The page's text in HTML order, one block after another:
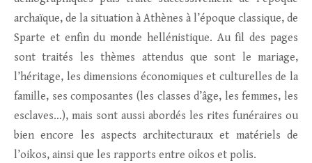
archaïque, de la situation à Athènes à l’époque classique, de
Sparte et enfin du monde hellénistique. Au fil des pages
sont traités les thèmes attendus que sont le mariage,
l’héritage, les dimensions économiques et culturelles de la
famille, ses composantes (les classes d’âge, les femmes, les
esclaves…), mais sont aussi abordés les rites funéraires ou
bien encore les aspects architecturaux et matériels de
l’oikos, ainsi que les rapports entre oikos et polis.